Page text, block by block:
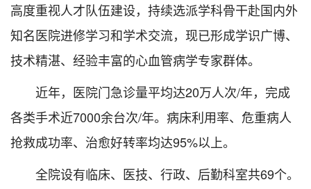
高度重视人才队伍建设，持续选派学科骨干赴国内外
知名医院进修学习和学术交流，现已形成学识广博、
技术精湛、经验丰富的心血管病学专家群体。
近年，医院门急诊量平均达20万人次/年，完成
各类手术近7000余台次/年。病床利用率、危重病人
抢救成功率、治愈好转率均达95%以上。
全院设有临床、医技、行政、后勤科室共69个。